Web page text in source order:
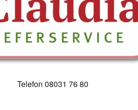
Telefon 08031 76 80